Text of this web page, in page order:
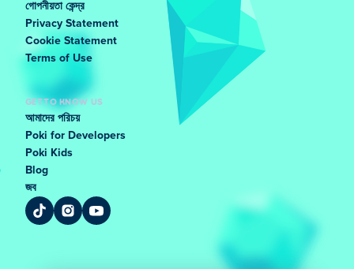
গোপনীয়তা কেন্দ্র
Privacy Statement
Cookie Statement
Terms of Use
GET TO KNOW US
আমাদের পরিচয়
Poki for Developers
Poki Kids
Blog
জব